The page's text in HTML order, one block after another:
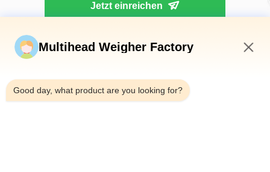
Jetzt einreichen
Tel.：0086-18923335619
Multihead Weigher Factory
Good day, what product are you looking for?